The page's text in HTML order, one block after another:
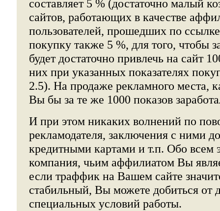
составляет 5 % (достаточно малый
сайтов, работающих в качестве
пользователей, прошедших по
покупку также 5 %, для того, чтобы
будет достаточно привлечь на сайт
них при указанных показателях
2.5). На продаже рекламного места,
Вы бы за те же 1000 показов
И при этом никаких волнений по
рекламодателя, заключения с ними
кредитными картами и т.п. Обо всем
компания, чьим аффилиатом Вы
если траффик на Вашем сайте
стабильный, Вы можете добиться от
специальных условий работы.